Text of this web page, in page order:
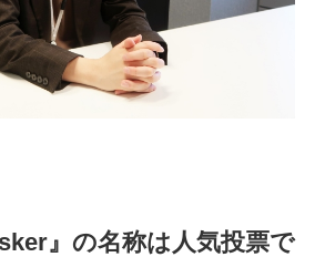
』の名称は人気投票で